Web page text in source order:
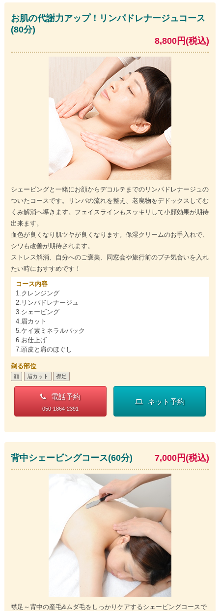
お肌の代謝力アップ！リンパドレナージュコース
(80分)
8,800円(税込)
シェービングと一緒にお顔からデコルテまでのリンパドレナージュの
ついたコースです。リンパの流れを整え、老廃物をデドックスしてむ
くみ解消へ導きます。フェイスラインもスッキリして小顔効果が期待
出来ます。
血色が良くなり肌ツヤが良くなります。保湿クリームのお手入れで、
シワも改善が期待されます。
ストレス解消、自分へのご褒美、同窓会や旅行前のプチ気合いを入れ
たい時におすすめです！
コース内容
1.クレンジング
2.リンパドレナージュ
3.シェービング
4.眉カット
5.ケイ素ミネラルパック
6.お仕上げ
7.頭皮と肩のほぐし
剃る部位
顔 眉カット 襟足
電話予約
050-1864-2391
ネット予約
背中シェービングコース(60分) 7,000円(税込)
襟足～背中の産毛&ムダ毛をしっかりケアするシェービングコースで